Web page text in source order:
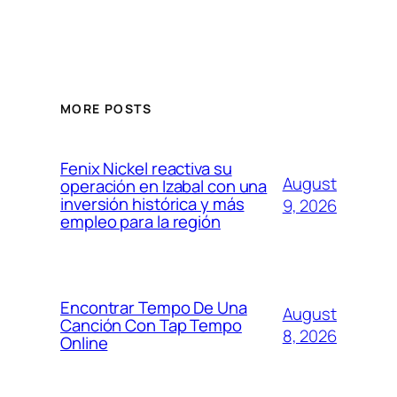
MORE POSTS
Fenix Nickel reactiva su
operación en Izabal con una
inversión histórica y más
empleo para la región
August
9, 2026
Encontrar Tempo De Una
Canción Con Tap Tempo
Online
August
8, 2026